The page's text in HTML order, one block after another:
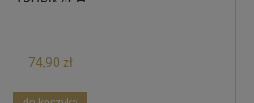
74,90 zł